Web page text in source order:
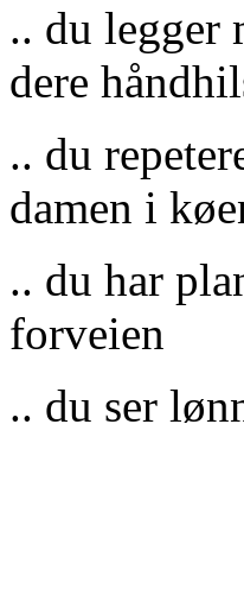
.. du legger
dere
.. du
damen i
.. du har
forveien
.. du ser